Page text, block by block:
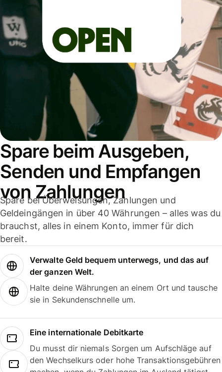
Spare beim Ausgeben,
Senden und Empfangen
von Zahlungen
Spare bei Überweisungen, Zahlungen und
Geldeingängen in über 40 Währungen – alles was du
brauchst, alles in einem Konto, immer für dich
bereit.
Verwalte Geld bequem unterwegs, und das auf
der ganzen Welt.
Halte deine Währungen an einem Ort und tausche
sie in Sekundenschnelle um.
Eine internationale Debitkarte
Du musst dir niemals Sorgen um Aufschläge auf
den Wechselkurs oder hohe Transaktionsgebühren